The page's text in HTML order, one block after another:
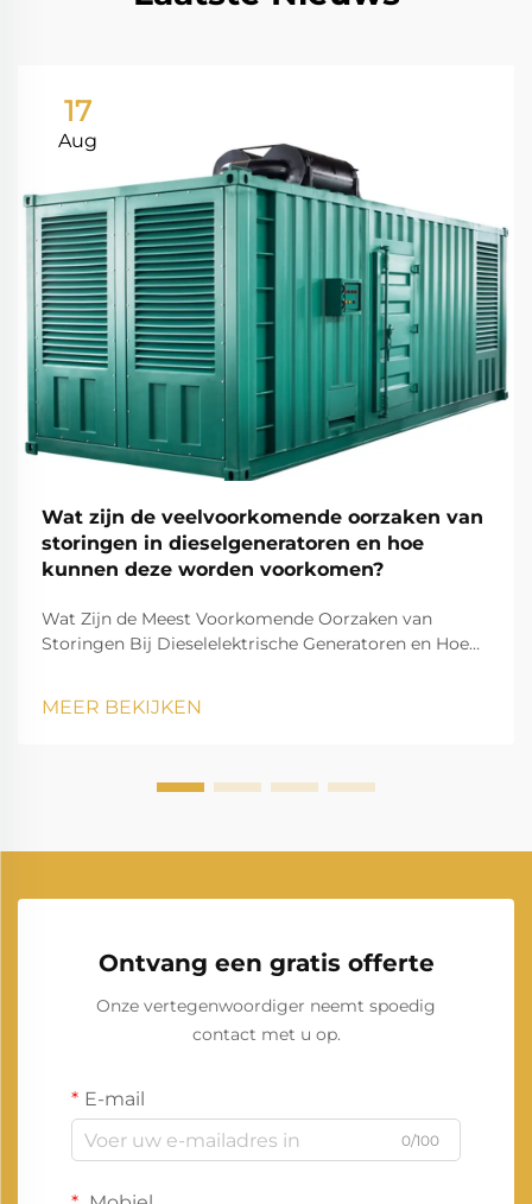
17
Aug
Wat zijn de veelvoorkomende oorzaken van
storingen in dieselgeneratoren en hoe
kunnen deze worden voorkomen?
Wat Zijn de Meest Voorkomende Oorzaken van
Storingen Bij Dieselelektrische Generatoren en Hoe
betrouwbare bronnen van back-up- en primaire
MEER BEKIJKEN
Ontvang een gratis offerte
Onze vertegenwoordiger neemt spoedig
contact met u op.
E-mail
0/100